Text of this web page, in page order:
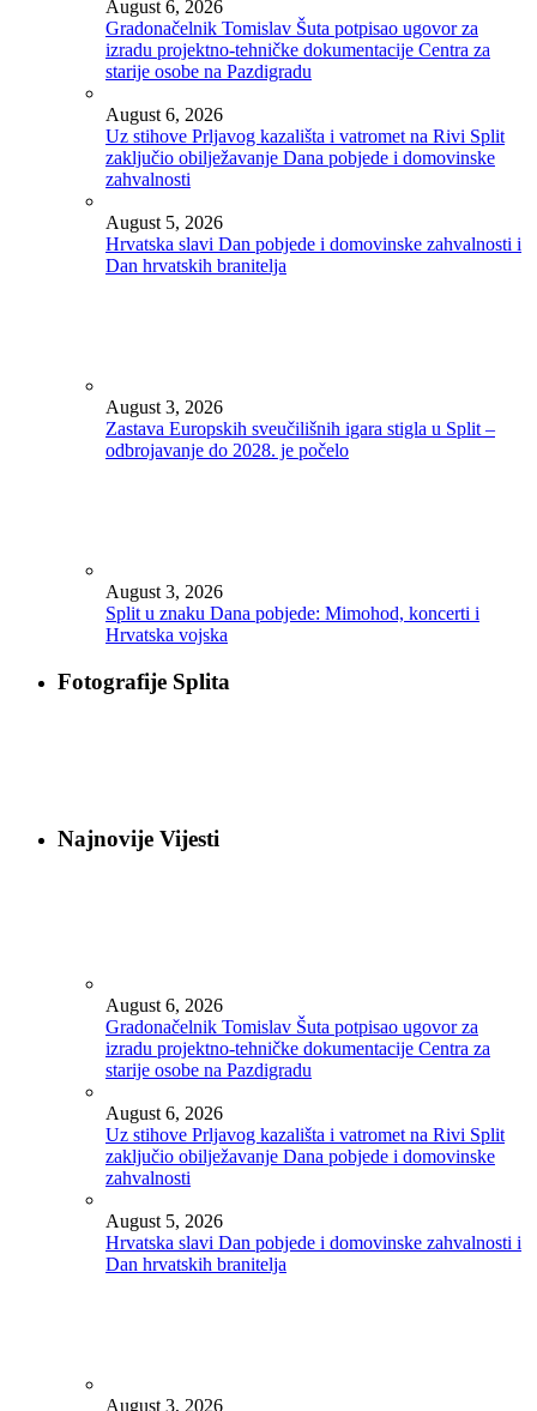
August 6, 2026
Gradonačelnik Tomislav Šuta potpisao ugovor za
izradu projektno-tehničke dokumentacije Centra za
starije osobe na Pazdigradu
August 6, 2026
Uz stihove Prljavog kazališta i vatromet na Rivi Split
zaključio obilježavanje Dana pobjede i domovinske
zahvalnosti
August 5, 2026
Hrvatska slavi Dan pobjede i domovinske zahvalnosti i
Dan hrvatskih branitelja
August 3, 2026
Zastava Europskih sveučilišnih igara stigla u Split –
odbrojavanje do 2028. je počelo
August 3, 2026
Split u znaku Dana pobjede: Mimohod, koncerti i
Hrvatska vojska
Fotografije Splita
Najnovije Vijesti
August 6, 2026
Gradonačelnik Tomislav Šuta potpisao ugovor za
izradu projektno-tehničke dokumentacije Centra za
starije osobe na Pazdigradu
August 6, 2026
Uz stihove Prljavog kazališta i vatromet na Rivi Split
zaključio obilježavanje Dana pobjede i domovinske
zahvalnosti
August 5, 2026
Hrvatska slavi Dan pobjede i domovinske zahvalnosti i
Dan hrvatskih branitelja
August 3, 2026